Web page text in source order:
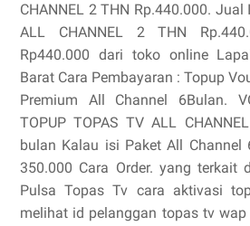
CHANNEL 2 THN Rp.440.000. Jual
ALL CHANNEL 2 THN
Rp440.000 dari toko online
Barat Cara Pembayaran : Topup
Premium All Channel 6Bulan.
TOPUP TOPAS TV ALL
bulan Kalau isi Paket All Channel
350.000 Cara Order. yang terkait
Pulsa Topas Tv cara aktivasi
melihat id pelanggan topas tv